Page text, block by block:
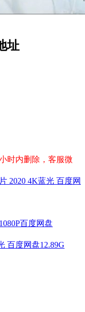
址
时内删除，客服微
2020 4K蓝光 百度网
百度网盘
百度网盘12.89G